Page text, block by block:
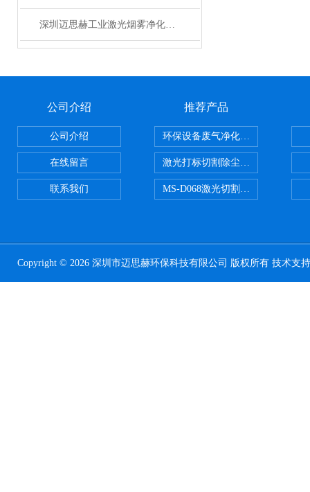
深圳迈思赫工业激光烟雾净化器 焊锡艾灸排烟除味设备 厂家直销
公司介绍
公司介绍
在线留言
联系我们
推荐产品
环保设备废气净化处理设备
激光打标切割除尘设备
MS-D068激光切割亚克力烟雾净化
Copyright © 2026 深圳市迈思赫环保科技有限公司 版权所有 技术支